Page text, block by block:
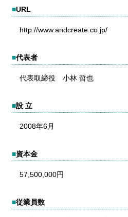
■URL
http://www.andcreate.co.jp/
■代表者
代表取締役 小林 哲也
■設 立
2008年6月
■資本金
57,500,000円
■従業員数